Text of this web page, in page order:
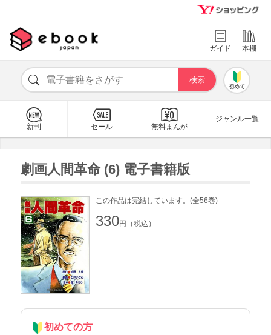
ガイド 本棚
初めて
新刊 セール 無料まんが
ジャンル一覧
劇画人間革命 (6) 電子書籍版
この作品は完結しています。(全56巻)
330円（税込）
初めての方